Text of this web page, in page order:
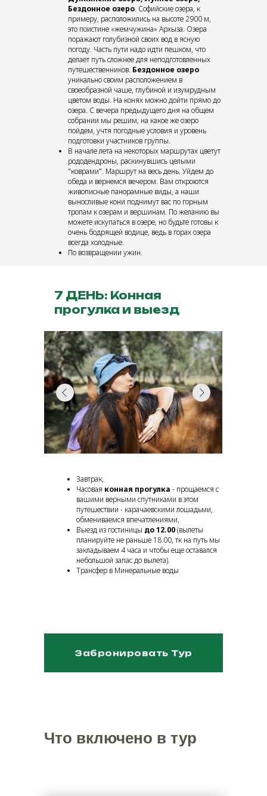
Бездонное озеро. Софийские озера, к
примеру, расположились на высоте 2900 м,
это поистине «жемчужина» Архыза. Озера
поражают голубизной своих вод в ясную
погоду. Часть пути надо идти пешком, что
делает путь сложнее для неподготовленных
путешественников. Бездонное озеро
уникально своим расположением в
своеобразной чаше, глубиной и изумрудным
цветом воды. На конях можно дойти прямо до
озера. С вечера предыдущего дня на общем
собрании мы решим, на какое же озеро
пойдем, учтя погодные условия и уровень
подготовки участников группы.
В начале лета на некоторых маршрутах цветут
рододендроны, раскинувшись целыми
"коврами". Маршрут на весь день. Уйдем до
обеда и вернемся вечером. Вам откроются
живописные панорамные виды, а наши
выносливые кони поднимут вас по горным
тропам к озерам и вершинам. По желанию вы
можете искупаться в озере, но будьте готовы к
очень бодрящей водице, ведь в горах озера
всегда холодные.
По возвращении ужин.
Завтрак,
Часовая конная прогулка - прощаемся с
вашими верными спутниками в этом
путешествии - карачаевскими лошадьми,
обмениваемся впечатлениями,
Выезд из гостиницы до 12.00(вылеты
планируйте не раньше 18.00, тк на путь мы
закладываем 4 часа и чтобы еще оставался
небольшой запас до вылета).
Трансфер в Минеральные воды
7 ДЕНЬ: Конная
прогулка и выезд
Забронировать Тур
Что включено в тур